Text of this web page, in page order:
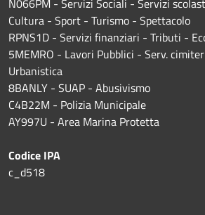
Cultura - Sport - Turismo - Spettacolo
RPNS1D - Servizi finanziari - Tributi -
5MEMRO - Lavori Pubblici - Serv.
Urbanistica
8BANLY - SUAP - Abusivismo
C4B22M - Polizia Municipale
AY997U - Area Marina Protetta
Codice IPA
c_d518